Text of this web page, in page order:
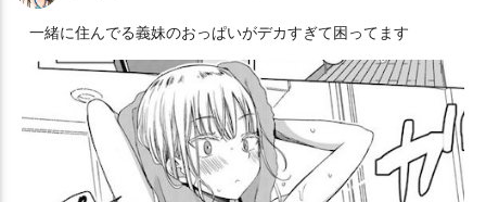
ダブルピース
おもちゃ
顔射 ダブルフェラ ぶっかけ 二穴
媚薬・催眠
男受け 合同作 妄想 Yシャツ
チアガール
2021年冬コミ(C99)
サンタ 裸エプロン
バブみ
COMIC1☆20
2022年夏コミ(C100) 触手
チン媚び
2022年冬コミ(C101)
ウェディングドレス オホ声
寝顔
一緒に住んでる義妹のおっぱいがデカすぎて困ってます